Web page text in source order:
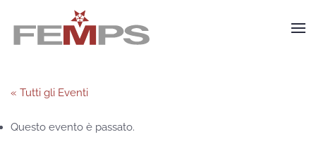
Skip to main content
« Tutti gli Eventi
Questo evento è passato.